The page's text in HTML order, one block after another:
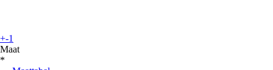
+-1
Maat
*